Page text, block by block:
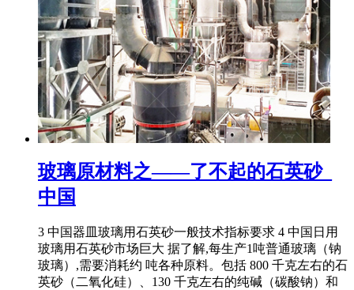
玻璃原材料之——了不起的石英砂_
中国
3 中国器皿玻璃用石英砂一般技术指标要求 4 中国日用
玻璃用石英砂市场巨大 据了解,每生产1吨普通玻璃（钠
玻璃）,需要消耗约 吨各种原料。包括 800 千克左右的石
英砂（二氧化硅）、130 千克左右的纯碱（碳酸钠）和